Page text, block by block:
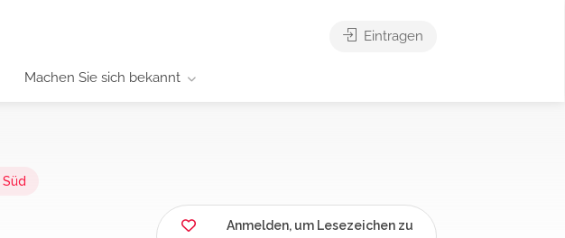
Machen Sie sich bekannt
Eintragen
Anmelden, um Lesezeichen zu